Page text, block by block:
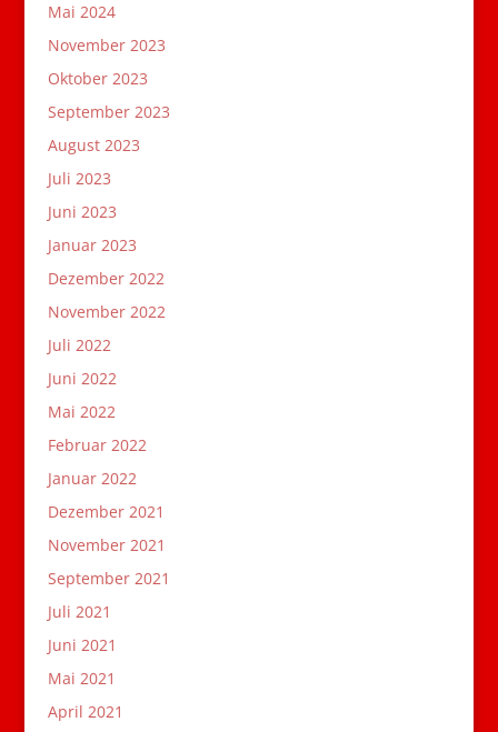
Mai 2024
November 2023
Oktober 2023
September 2023
August 2023
Juli 2023
Juni 2023
Januar 2023
Dezember 2022
November 2022
Juli 2022
Juni 2022
Mai 2022
Februar 2022
Januar 2022
Dezember 2021
November 2021
September 2021
Juli 2021
Juni 2021
Mai 2021
April 2021